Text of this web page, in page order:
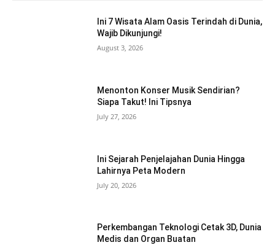
Ini 7 Wisata Alam Oasis Terindah di Dunia,
Wajib Dikunjungi!
August 3, 2026
Menonton Konser Musik Sendirian?
Siapa Takut! Ini Tipsnya
July 27, 2026
Ini Sejarah Penjelajahan Dunia Hingga
Lahirnya Peta Modern
July 20, 2026
Perkembangan Teknologi Cetak 3D, Dunia
Medis dan Organ Buatan